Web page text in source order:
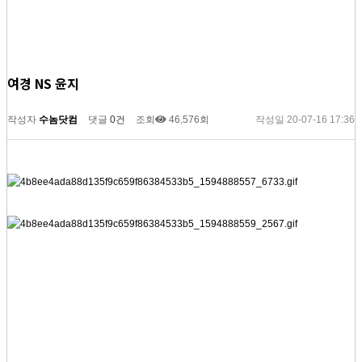
여경 NS 윤지
작성자 수놈닷컴 댓글 0건 조회 46,576회 작성일 20-07-16 17:36